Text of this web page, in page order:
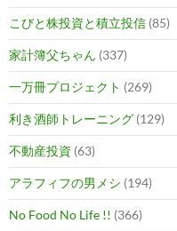
こびと株投資と積立投信 (85)
家計簿父ちゃん (337)
一万冊プロジェクト (269)
利き酒師トレーニング (129)
不動産投資 (63)
アラフィフの男メシ (194)
No Food No Life !! (366)